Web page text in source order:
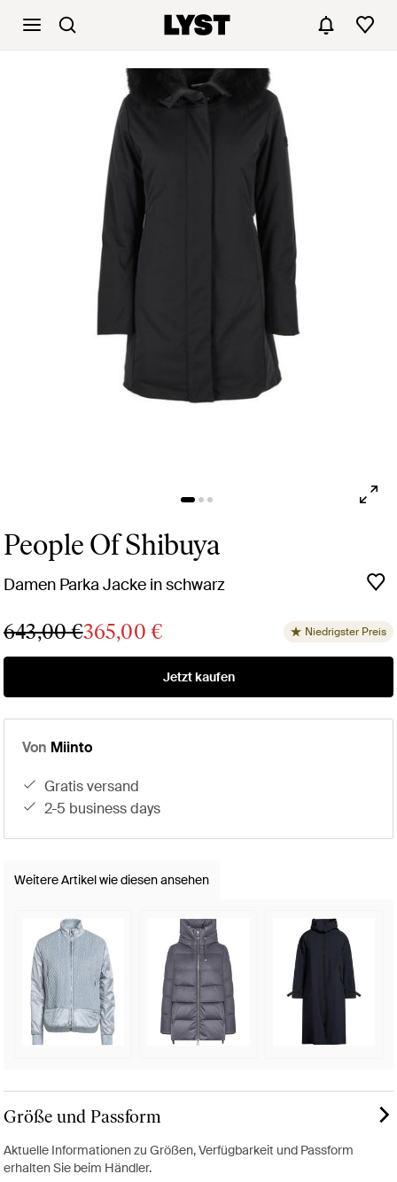
People Of Shibuya
Damen Parka Jacke in schwarz
643,00 €365,00 € Niedrigster Preis
Jetzt kaufen
Von Miinto
gratis versand
2-5 business days
Weitere Artikel wie diesen ansehen
Größe und Passform
Aktuelle Informationen zu Größen, Verfügbarkeit und Passform
erhalten Sie beim Händler.